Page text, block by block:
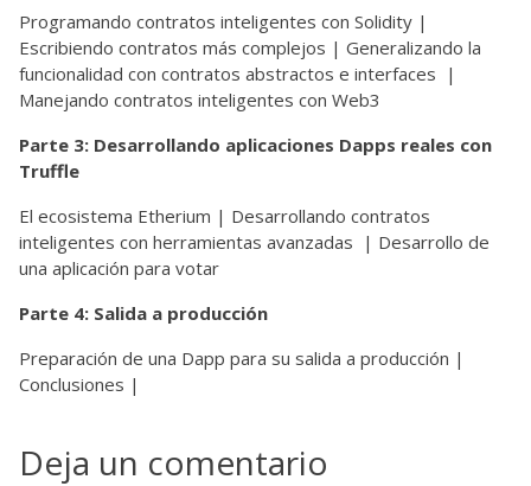
Programando contratos inteligentes con Solidity |
Escribiendo contratos más complejos | Generalizando la
funcionalidad con contratos abstractos e interfaces |
Manejando contratos inteligentes con Web3
Parte 3: Desarrollando aplicaciones Dapps reales con
Truffle
El ecosistema Etherium | Desarrollando contratos
inteligentes con herramientas avanzadas | Desarrollo de
una aplicación para votar
Parte 4: Salida a producción
Preparación de una Dapp para su salida a producción |
Conclusiones |
Deja un comentario